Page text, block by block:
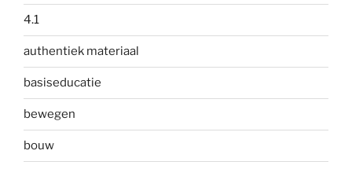
4.1
authentiek materiaal
basiseducatie
bewegen
bouw